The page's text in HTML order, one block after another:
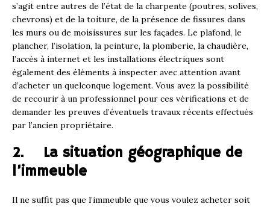
s’agit entre autres de l’état de la charpente (poutres, solives,
chevrons) et de la toiture, de la présence de fissures dans
les murs ou de moisissures sur les façades. Le plafond, le
plancher, l’isolation, la peinture, la plomberie, la chaudière,
l’accès à internet et les installations électriques sont
également des éléments à inspecter avec attention avant
d’acheter un quelconque logement. Vous avez la possibilité
de recourir à un professionnel pour ces vérifications et de
demander les preuves d’éventuels travaux récents effectués
par l’ancien propriétaire.
2. La situation géographique de
l’immeuble
Il ne suffit pas que l’immeuble que vous voulez acheter soit